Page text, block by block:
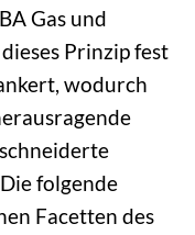
Gas und
Prinzip fest
wodurch
folgende
Facetten des